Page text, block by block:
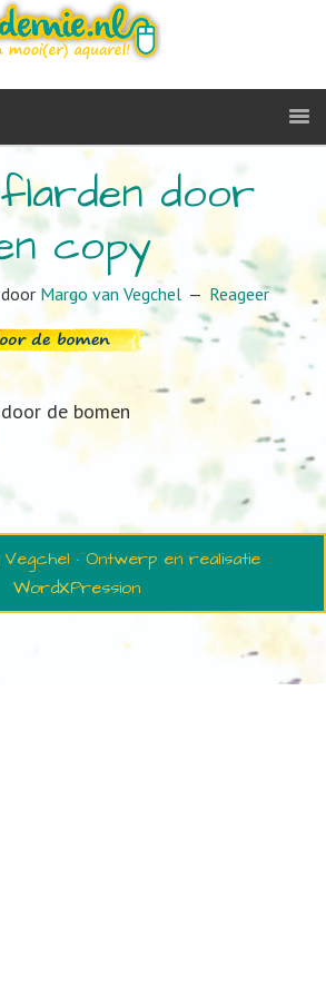
door
copy
door Margo van Vegchel Reageer
de bomen
· Ontwerp en realisatie
WordXPression